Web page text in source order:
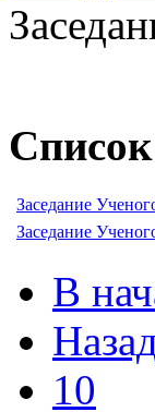
Заседание
Заседание
В
10